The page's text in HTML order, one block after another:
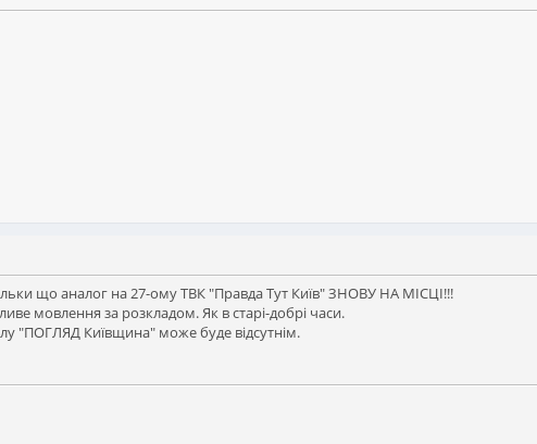
що аналог на 27-ому ТВК "Правда Тут Київ" ЗНОВУ НА МІСЦІ!!!
мовлення за розкладом. Як в старі-добрі часи.
"ПОГЛЯД Київщина" може буде відсутнім.